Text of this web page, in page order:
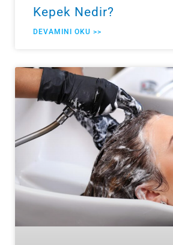
Kepek Nedir?
DEVAMINI OKU >>